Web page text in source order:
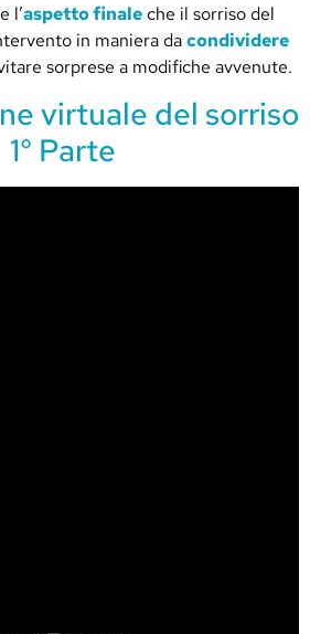
l’aspetto finaleche il sorriso del
in maniera dacondividere
sorprese a modifiche avvenute.
virtuale del sorriso
1° Parte